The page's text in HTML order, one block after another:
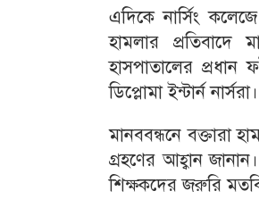
এদিকে নার্সিং
হামলার
হাসপাতালের
ডিপ্লোমা ইন্টার্ন নার্সরা।
মানববন্ধনে বক্তারা
গ্রহণের আহ্বান
শিক্ষকদের জরুরি